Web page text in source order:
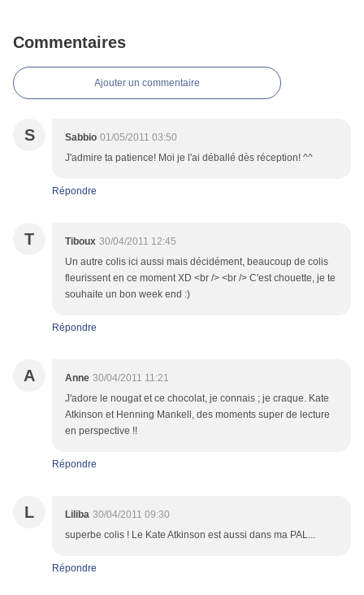
Commentaires
Ajouter un commentaire
S Sabbio 01/05/2011 03:50
J'admire ta patience! Moi je l'ai déballé dès réception! ^^
Répondre
T Tiboux 30/04/2011 12:45
Un autre colis ici aussi mais décidément, beaucoup de colis
fleurissent en ce moment XD <br /> <br /> C'est chouette, je te
souhaite un bon week end :)
Répondre
A Anne 30/04/2011 11:21
J'adore le nougat et ce chocolat, je connais ; je craque. Kate
Atkinson et Henning Mankell, des moments super de lecture
en perspective !!
Répondre
L Liliba 30/04/2011 09:30
superbe colis ! Le Kate Atkinson est aussi dans ma PAL...
Répondre